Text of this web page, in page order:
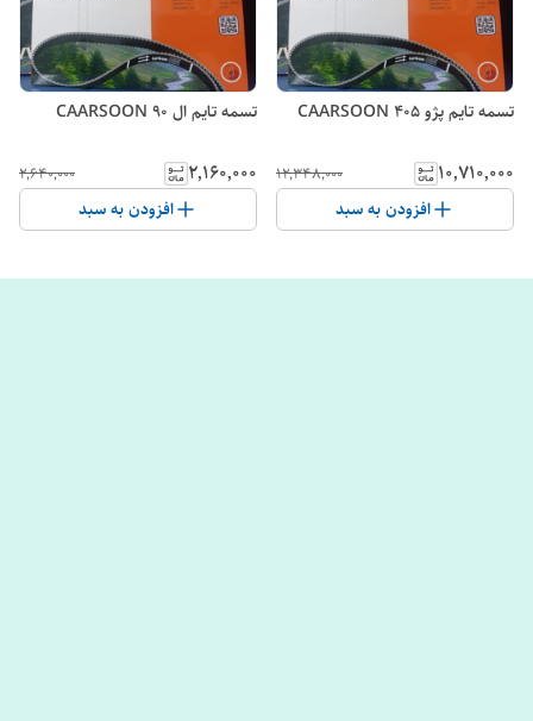
تسمه تایم پژو 405 CAARSOON
۱۰٬۷۱۰٬۰۰۰ ۱۲٬۳۴۸٬۰۰۰
افزودن به سبد
تسمه تایم ال 90 CAARSOON
۲٬۱۶۰٬۰۰۰ ۲٬۶۴۰٬۰۰۰
افزودن به سبد